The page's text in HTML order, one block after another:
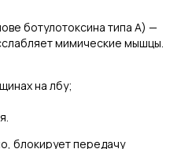
ботулотоксина типа А) —
мимические мышцы.
на лбу;
блокирует передачу